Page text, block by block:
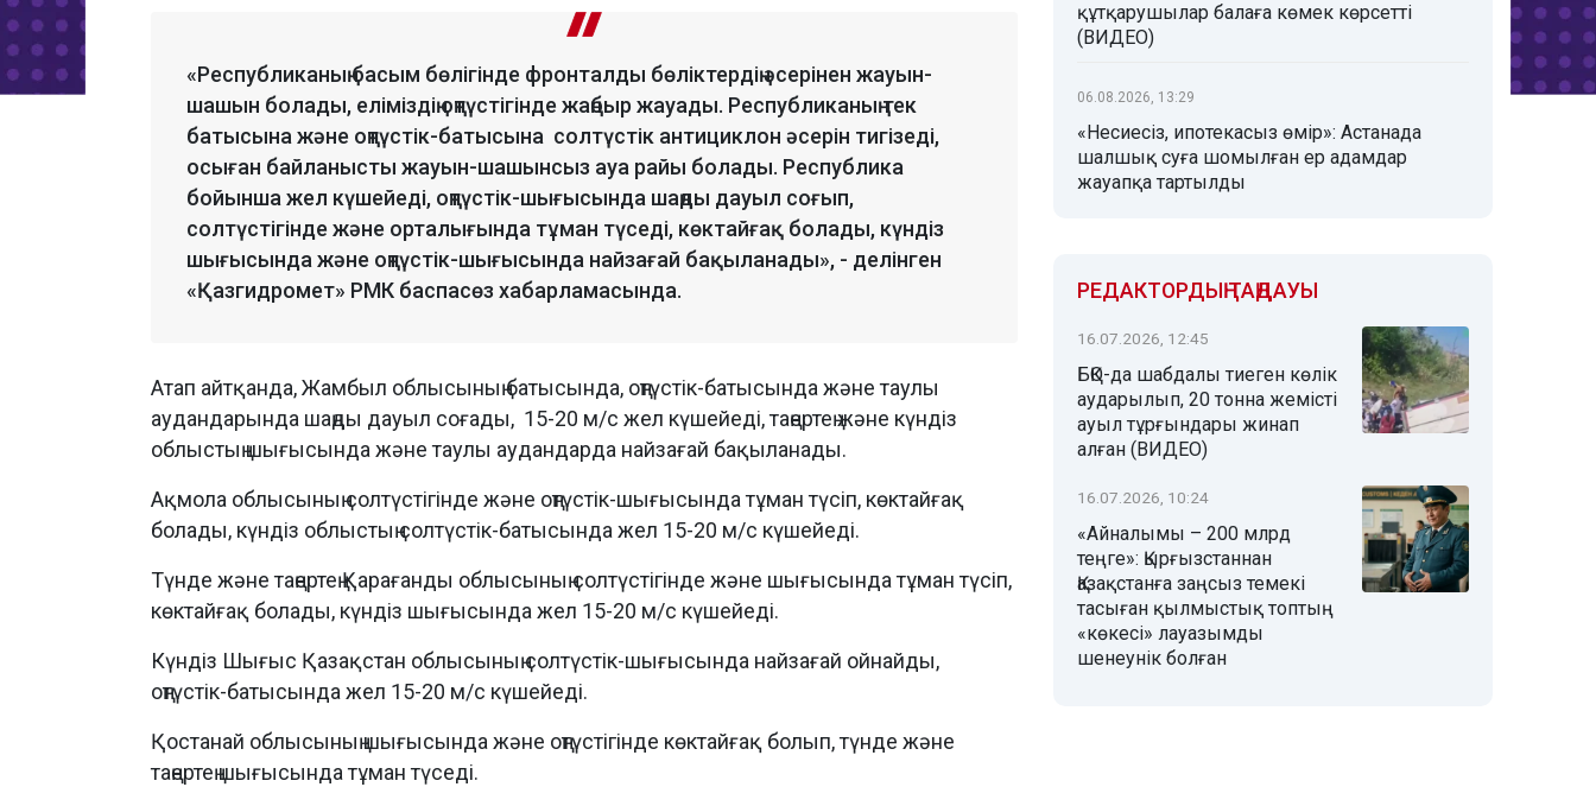
«Республиканың басым бөлігінде фронталды бөліктердің әсерінен жауын-
шашын болады, еліміздің оңтүстігінде жаңбыр жауады. Республиканың тек
батысына және оңтүстік-батысына солтүстік антициклон әсерін тигізеді,
осыған байланысты жауын-шашынсыз ауа райы болады. Республика
бойынша жел күшейеді, оңтүстік-шығысында шаңды дауыл соғып,
солтүстігінде және орталығында тұман түседі, көктайғақ болады, күндіз
шығысында және оңтүстік-шығысында найзағай бақыланады», - делінген
«Қазгидромет» РМК баспасөз хабарламасында.
Атап айтқанда, Жамбыл облысының батысында, оңтүстік-батысында және таулы
аудандарында шаңды дауыл соғады, 15-20 м/с жел күшейеді, таңертең және күндіз
облыстың шығысында және таулы аудандарда найзағай бақыланады.
Ақмола облысының солтүстігінде және оңтүстік-шығысында тұман түсіп, көктайғақ
болады, күндіз облыстың солтүстік-батысында жел 15-20 м/с күшейеді.
Түнде және таңертең Қарағанды облысының солтүстігінде және шығысында тұман түсіп,
көктайғақ болады, күндіз шығысында жел 15-20 м/с күшейеді.
Күндіз Шығыс Қазақстан облысының солтүстік-шығысында найзағай ойнайды,
оңтүстік-батысында жел 15-20 м/с күшейеді.
Қостанай облысының шығысында және оңтүстігінде көктайғақ болып, түнде және
таңертең шығысында тұман түседі.
құтқарушылар балаға көмек көрсетті
(ВИДЕО)
06.08.2026, 13:29
«Несиесіз, ипотекасыз өмір»: Астанада
шалшық суға шомылған ер адамдар
жауапқа тартылды
РЕДАКТОРДЫҢ ТАҢДАУЫ
16.07.2026, 12:45
БҚО-да шабдалы тиеген көлік
аударылып, 20 тонна жемісті
ауыл тұрғындары жинап
алған (ВИДЕО)
16.07.2026, 10:24
«Айналымы – 200 млрд
теңге»: Қырғызстаннан
Қазақстанға заңсыз темекі
тасыған қылмыстық топтың
«көкесі» лауазымды
шенеунік болған